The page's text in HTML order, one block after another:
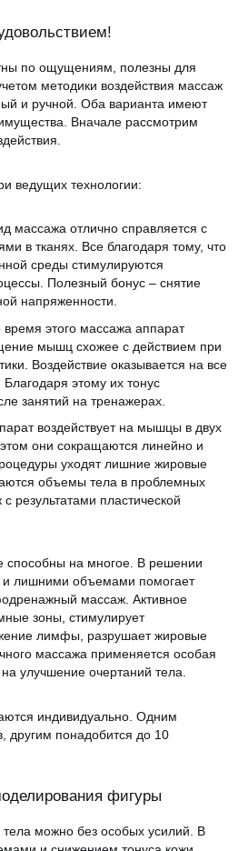
НА КОНСУЛЬТАЦИЮ
по ощущениям, полезны для
методики воздействия массаж
и ручной. Оба варианта имеют
Вначале рассмотрим
ведущих технологии:
массажа отлично справляется с
в тканях. Все благодаря тому, что
среды стимулируются
Полезный бонус – снятие
напряженности.
этого массажа аппарат
мышц схожее с действием при
Воздействие оказывается на все
этому их тонус
занятий на тренажерах.
воздействует на мышцы в двух
они сокращаются линейно и
уходят лишние жировые
объемы тела в проблемных
результатами пластической
способны на многое. В решении
лишними объемами помогает
массаж. Активное
зоны, стимулирует
лимфы, разрушает жировые
массажа применяется особая
улучшение очертаний тела.
индивидуально. Одним
другим понадобится до 10
фигуры
можно без особых усилий. В